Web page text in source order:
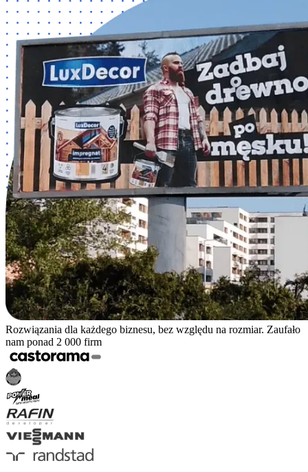
Rozwiązania dla każdego biznesu, bez względu na rozmiar. Zaufało
nam ponad 2 000 firm